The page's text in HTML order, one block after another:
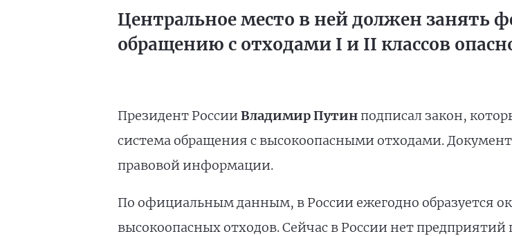
Центральное место в ней должен занять
обращению с отходами I и II классов
Президент России Владимир Путинподписал закон,
система обращения с высокоопасными отходами.
правовой информации.
По официальным данным, в России ежегодно образуется
высокоопасных отходов. Сейчас в России нет